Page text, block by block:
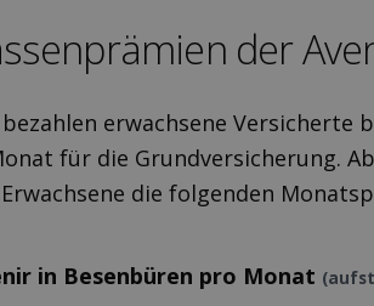
der
erwachsene Versicherte
für die Grundversicherung.
die folgenden
in Besenbüren pro Monat